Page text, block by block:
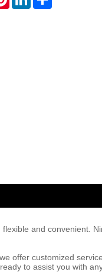
and convenient.
offer customized
to assist you with